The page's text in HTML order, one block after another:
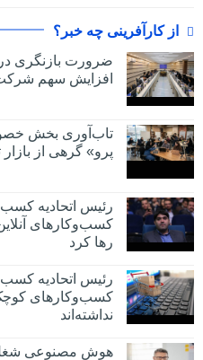
از کارآفرینی چه خبر؟
ضرورت بازنگری در
افزایش سهم
تاب‌آوری بخش
پرو» گرهی از
رئیس اتحادیه
کسب‌وکارهای
رها کرد
رئیس اتحادیه
کسب‌وکارهای
نداشته‌اند
هوش مصنوعی